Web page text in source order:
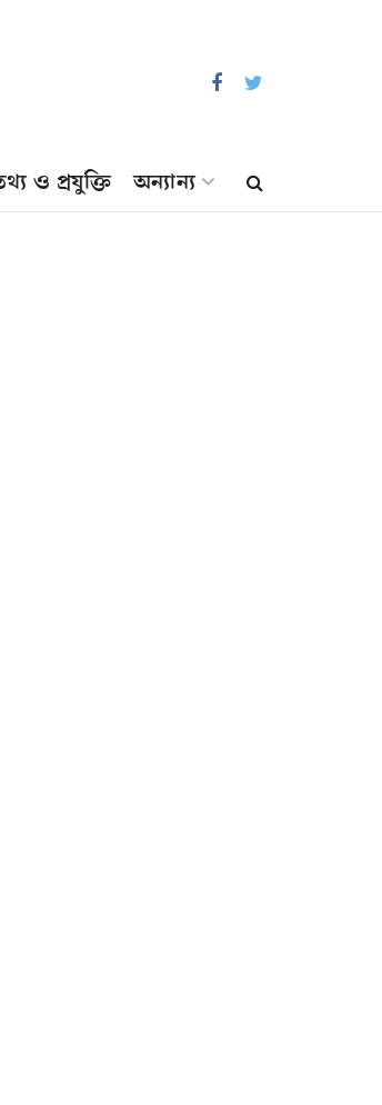
ও প্রযুক্তি অন্যান্য